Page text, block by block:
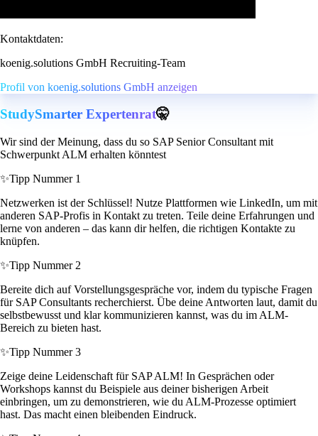
Kontaktdaten:
koenig.solutions GmbH Recruiting-Team
Profil von koenig.solutions GmbH anzeigen
StudySmarter Expertenrat🤫
Wir sind der Meinung, dass du so SAP Senior Consultant mit
Schwerpunkt ALM erhalten könntest
✨Tipp Nummer 1
Netzwerken ist der Schlüssel! Nutze Plattformen wie LinkedIn, um mit
anderen SAP-Profis in Kontakt zu treten. Teile deine Erfahrungen und
lerne von anderen – das kann dir helfen, die richtigen Kontakte zu
knüpfen.
✨Tipp Nummer 2
Bereite dich auf Vorstellungsgespräche vor, indem du typische Fragen
für SAP Consultants recherchierst. Übe deine Antworten laut, damit du
selbstbewusst und klar kommunizieren kannst, was du im ALM-
Bereich zu bieten hast.
✨Tipp Nummer 3
Zeige deine Leidenschaft für SAP ALM! In Gesprächen oder
Workshops kannst du Beispiele aus deiner bisherigen Arbeit
einbringen, um zu demonstrieren, wie du ALM-Prozesse optimiert
hast. Das macht einen bleibenden Eindruck.